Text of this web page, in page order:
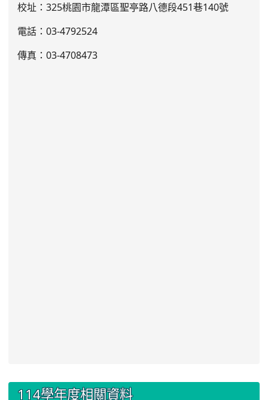
校址：325桃園市龍潭區聖亭路八德段451巷140號
電話：03-4792524
傳真：03-4708473
::: 114學年度相關資料